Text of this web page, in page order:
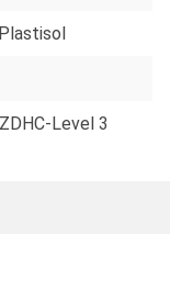
Level 3